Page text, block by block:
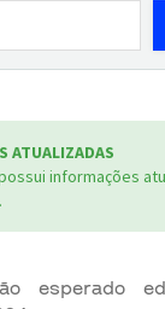
ATUALIZADAS
informações
esperado